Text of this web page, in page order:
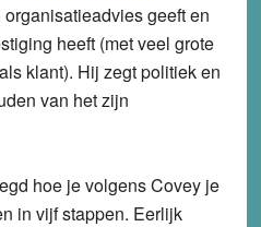
geeft en
heeft (met veel grote
klant). Hij zegt politiek en
van het zijn
hoe je volgens Covey je
in vijf stappen. Eerlijk